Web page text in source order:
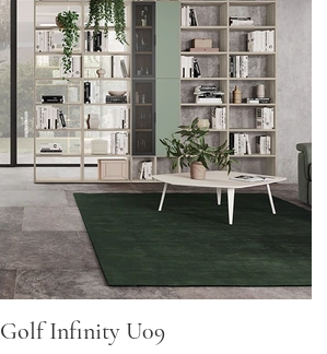
Golf Infinity U09